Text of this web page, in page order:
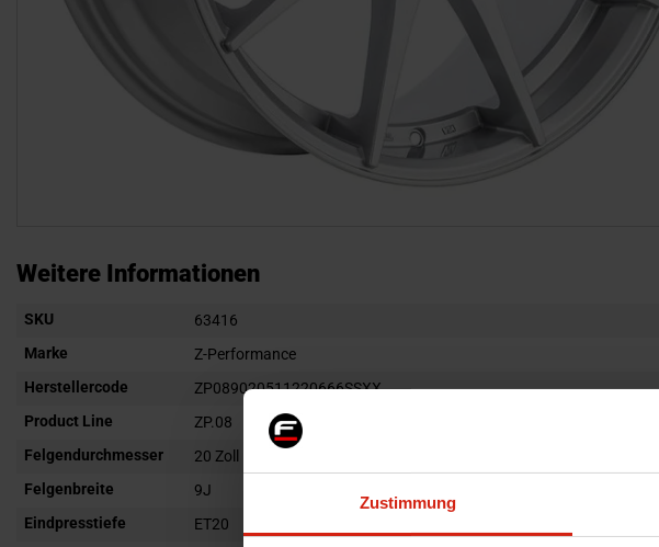
Zustimmung
Anfang
Bildgalerie
springen
Weitere Informationen
Weitere
SKU
63416
Marke
Z-Performance
Herstellercode
ZP089020511220666SSXX
Product Line
ZP.08
Felgendurchmesser
20 Zoll
Felgenbreite
9J
Eindpresstiefe
ET20